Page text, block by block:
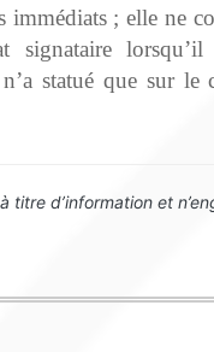
immédiats ; elle ne
signataire
statué que sur
d’information et